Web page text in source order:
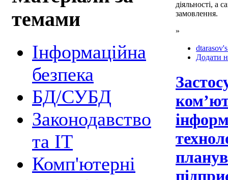
темами
Інформаційна
безпека
БД/СУБД
Законодавство
та ІТ
Комп'ютерні
діяльності, а
замовлення.
»
Додати